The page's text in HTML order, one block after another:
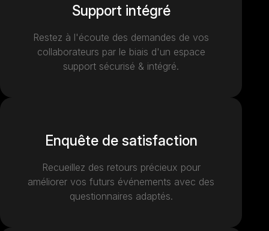
Support intégré
Restez à l'écoute des demandes de vos
collaborateurs par le biais d'un espace
support sécurisé & intégré.
Enquête de satisfaction
Recueillez des retours précieux pour
améliorer vos futurs événements avec des
questionnaires adaptés.